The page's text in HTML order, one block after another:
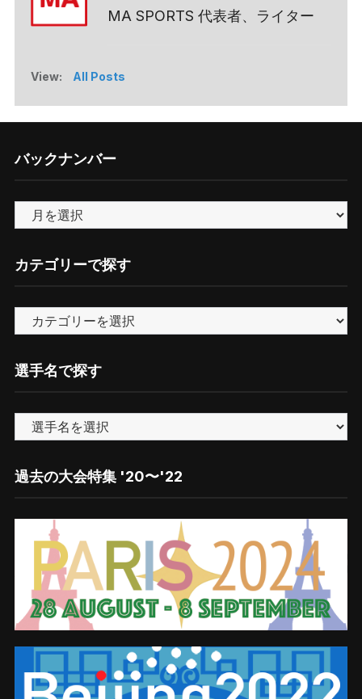
MA SPORTS 代表者、ライター
View: All Posts
バックナンバー
ッ
ク
ナ
カテゴリーで探す
テ
ゴ
リ
す
選手名で探す
過去の大会特集 '20〜'22